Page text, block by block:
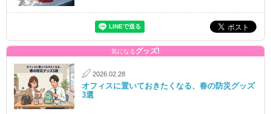
気になるグッズ!
2026.02.28
オフィスに置いておきたくなる、春の防災グッズ
3選